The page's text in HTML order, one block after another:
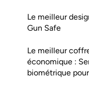
Le meilleur
Gun Safe
Le meilleur
économique :
biométrique